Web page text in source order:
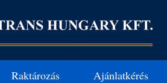
Raktározás Ajánlatkérés